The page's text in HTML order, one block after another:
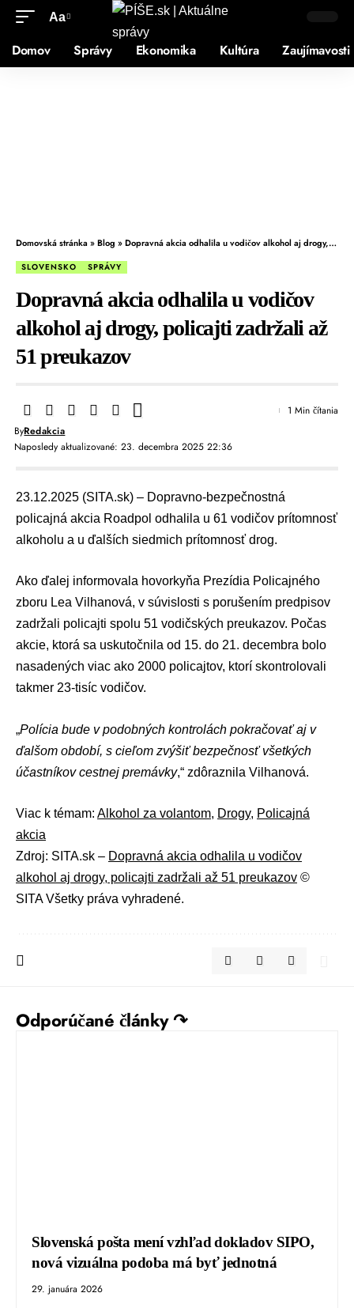
Aa
Domov Správy Ekonomika Kultúra Zaujímavosti
Domovská stránka»Blog »Dopravná akcia odhalila u vodičov alkohol aj drogy, policajti zadržali až 51 preukazov
SLOVENSKO SPRÁVY
Dopravná akcia odhalila u vodičov
alkohol aj drogy, policajti zadržali až
51 preukazov
Naposledy aktualizované: 23. decembra 2025 22:36
ByRedakcia
1 Min čítania
23.12.2025 (SITA.sk) – Dopravno-bezpečnostná
policajná akcia Roadpol odhalila u 61 vodičov prítomnosť
alkoholu a u ďalších siedmich prítomnosť drog.
Ako ďalej informovala hovorkyňa Prezídia Policajného
zboru Lea Vilhanová, v súvislosti s porušením predpisov
zadržali policajti spolu 51 vodičských preukazov. Počas
akcie, ktorá sa uskutočnila od 15. do 21. decembra bolo
nasadených viac ako 2000 policajtov, ktorí skontrolovali
takmer 23-tisíc vodičov.
„Polícia bude v podobných kontrolách pokračovať aj v
ďalšom období, s cieľom zvýšiť bezpečnosť všetkých
účastníkov cestnej premávky,“ zdôraznila Vilhanová.
Viac k témam: Alkohol za volantom, Drogy, Policajná
akcia
Zdroj: SITA.sk – Dopravná akcia odhalila u vodičov
alkohol aj drogy, policajti zadržali až 51 preukazov ©
SITA Všetky práva vyhradené.
Odporúčané články ↷
Slovenská pošta mení vzhľad dokladov SIPO,
nová vizuálna podoba má byť jednotná
29. januára 2026